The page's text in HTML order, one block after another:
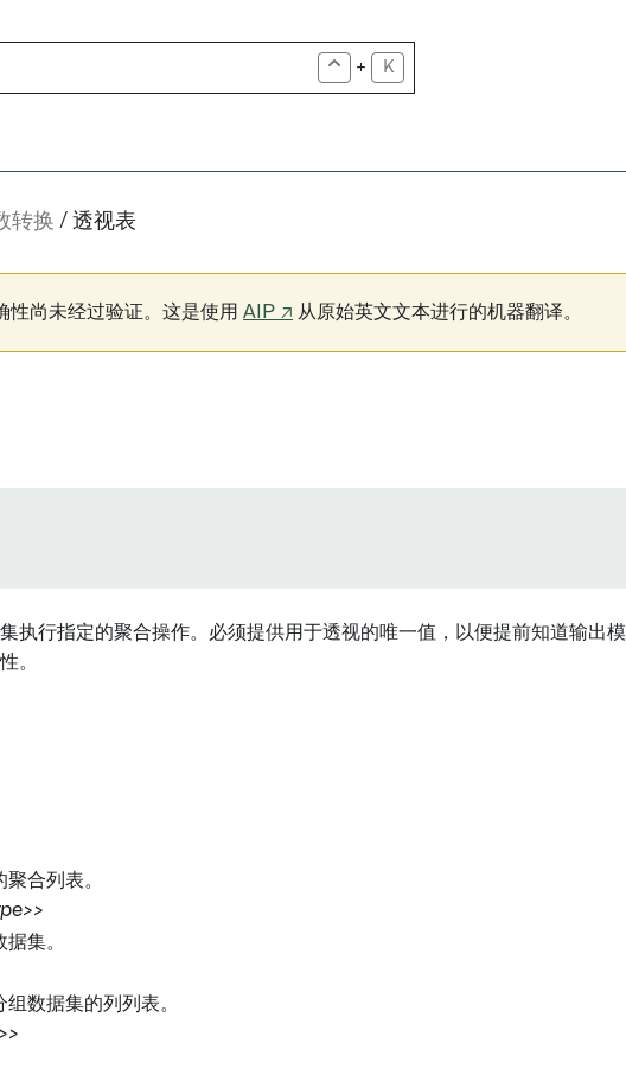
+ K
转换 透视表
性尚未经过验证。这是使用 AIP ↗ 从原始英文文本进行的机器翻译。
执行指定的聚合操作。必须提供用于透视的唯一值，以便提前知道输出模
。
合列表。
集。
数据集的列列表。